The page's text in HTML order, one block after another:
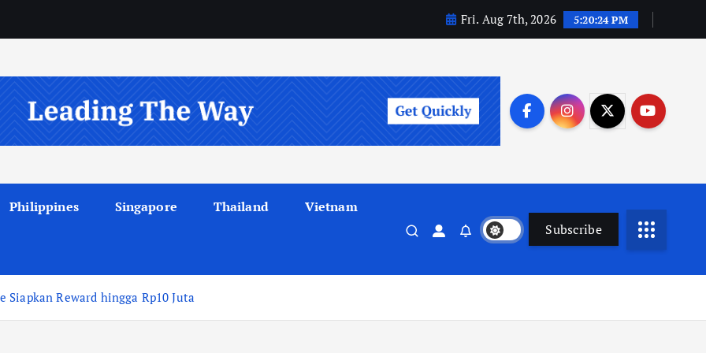
Fri. Aug 7th, 2026 5:20:24 PM
Philippines Singapore Thailand Vietnam
Subscribe
Reward hingga Rp10 Juta